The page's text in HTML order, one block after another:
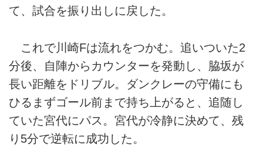
て、試合を振り出しに戻した。
これで川崎Fは流れをつかむ。追いついた2
分後、自陣からカウンターを発動し、脇坂が
長い距離をドリブル。ダンクレーの守備にも
ひるまずゴール前まで持ち上がると、追随し
ていた宮代にパス。宮代が冷静に決めて、残
り5分で逆転に成功した。